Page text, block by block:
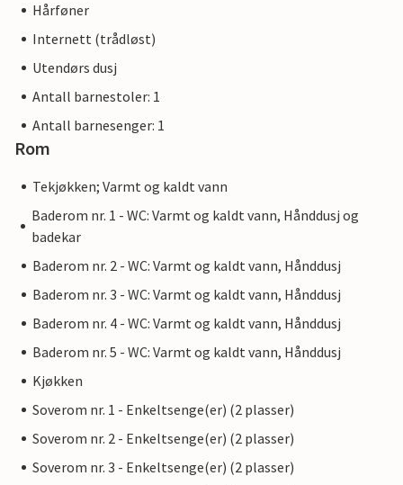
Hårføner
Internett (trådløst)
Utendørs dusj
Antall barnestoler: 1
Antall barnesenger: 1
Rom
Tekjøkken; Varmt og kaldt vann
Baderom nr. 1 - WC: Varmt og kaldt vann, Hånddusj og
badekar
Baderom nr. 2 - WC: Varmt og kaldt vann, Hånddusj
Baderom nr. 3 - WC: Varmt og kaldt vann, Hånddusj
Baderom nr. 4 - WC: Varmt og kaldt vann, Hånddusj
Baderom nr. 5 - WC: Varmt og kaldt vann, Hånddusj
Kjøkken
Soverom nr. 1 - Enkeltsenge(er) (2 plasser)
Soverom nr. 2 - Enkeltsenge(er) (2 plasser)
Soverom nr. 3 - Enkeltsenge(er) (2 plasser)